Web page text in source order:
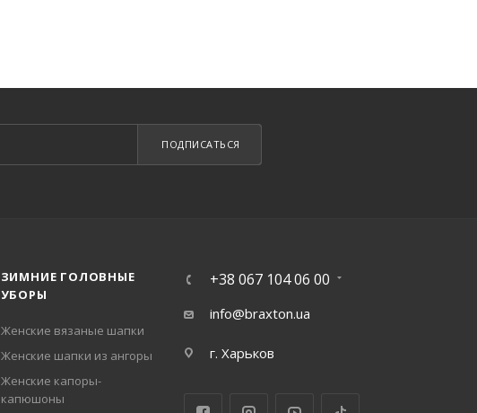
ПОДПИСАТЬСЯ
ЗИМНИЕ ГОЛОВНЫЕ
УБОРЫ
Женские вязаные шапки
Женские шапки из ангоры
Женские капоры-
капюшоны
+38 067 104 06 00
info@braxton.ua
г. Харьков